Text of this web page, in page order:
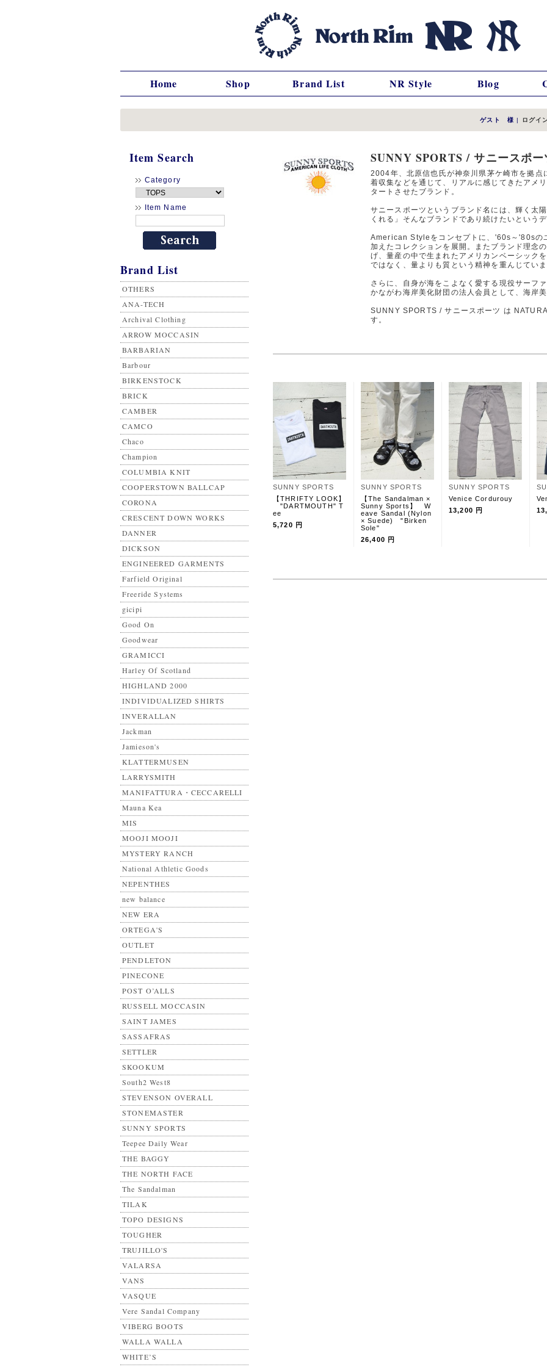
Home Shop Brand List NR Style Blog
ゲスト 様 | ログイ
Item Search
Category
Item Name
Brand List
OTHERS
ANA-TECH
Archival Clothing
ARROW MOCCASIN
BARBARIAN
Barbour
BIRKENSTOCK
BRICK
CAMBER
CAMCO
Chaco
Champion
COLUMBIA KNIT
COOPERSTOWN BALLCAP
CORONA
CRESCENT DOWN WORKS
DANNER
DICKSON
ENGINEERED GARMENTS
Farfield Original
Freeride Systems
gicipi
Good On
Goodwear
GRAMICCI
Harley Of Scotland
HIGHLAND 2000
INDIVIDUALIZED SHIRTS
INVERALLAN
Jackman
Jamieson's
KLATTERMUSEN
LARRYSMITH
MANIFATTURA・CECCARELLI
Mauna Kea
MIS
MOOJI MOOJI
MYSTERY RANCH
National Athletic Goods
NEPENTHES
new balance
NEW ERA
ORTEGA'S
OUTLET
PENDLETON
PINECONE
POST O’ALLS
RUSSELL MOCCASIN
SAINT JAMES
SASSAFRAS
SETTLER
SKOOKUM
South2 West8
STEVENSON OVERALL
STONEMASTER
SUNNY SPORTS
Teepee Daily Wear
THE BAGGY
THE NORTH FACE
The Sandalman
TILAK
TOPO DESIGNS
TOUGHER
TRUJILLO'S
VALARSA
VANS
VASQUE
Vere Sandal Company
VIBERG BOOTS
WALLA WALLA
WHITE’S
SUNNY SPORTS / サニースポー
2004年、北原信也氏が神奈川県茅ケ崎市を拠点
着収集などを通じて、リアルに感じてきたアメ
タートさせたブランド。
サニースポーツというブランド名には、輝く太
くれる」そんなブランドであり続けたいという
American Styleをコンセプトに、'60s～'80sの
加えたコレクションを展開。またブランド理念
げ、量産の中で生まれたアメリカンベーシック
ではなく、量よりも質という精神を重んじていま
さらに、自身が海をこよなく愛する現役サーフ
かながわ海岸美化財団の法人会員として、海岸
SUNNY SPORTS / サニースポーツ は
す。
SUNNY SPORTS
【THRIFTY LOOK】
"DARTMOUTH" T
ee
5,720 円
SUNNY SPORTS
【The Sandalman ×
Sunny Sports】 W
eave Sandal (Nylon
× Suede) "Birken
Sole"
26,400 円
SUNNY SPORTS
Venice Cordurouy
13,200 円